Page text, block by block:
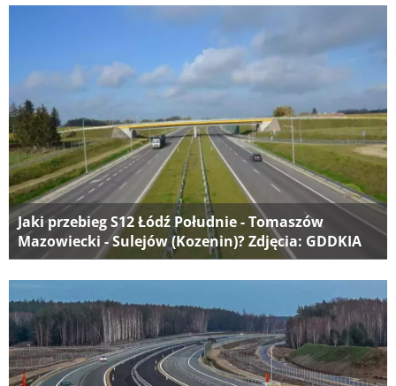
Jaki przebieg S12 Łódź Południe - Tomaszów
Mazowiecki - Sulejów (Kozenin)? Zdjęcia: GDDKIA